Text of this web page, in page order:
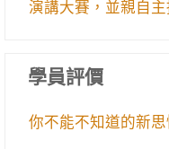
演講大賽，並親自主
學員評價
你不能不知道的新思